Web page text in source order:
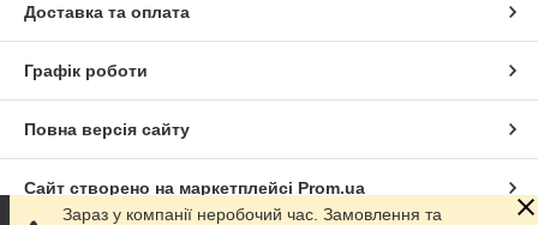
Доставка та оплата
Графік роботи
Повна версія сайту
Сайт створено на маркетплейсі Prom.ua
Зараз у компанії неробочий час. Замовлення та